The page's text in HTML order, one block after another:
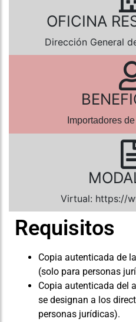
OFICINA
Dirección General
Importadores
Virtual: https://
Requisitos
Copia autenticada de
(solo para personas
Copia autenticada del
se designan a los
personas jurídicas).